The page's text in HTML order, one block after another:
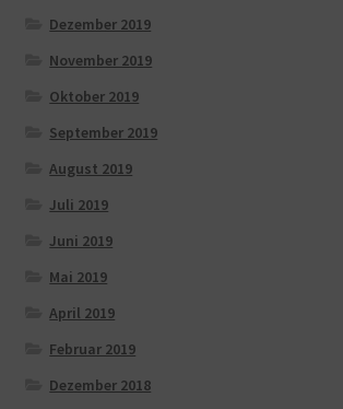
Dezember 2019
November 2019
Oktober 2019
September 2019
August 2019
Juli 2019
Juni 2019
Mai 2019
April 2019
Februar 2019
Dezember 2018